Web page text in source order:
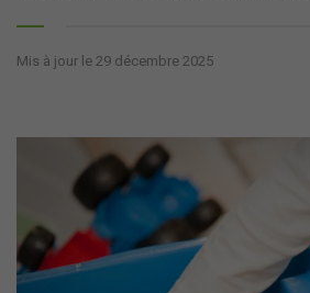
Mis à jour le 29 décembre 2025